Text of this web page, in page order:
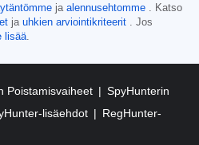
ja alennusehtomme . Katso
ja uhkien arviointikriteerit . Jos
lisää.
Poistamisvaiheet
SpyHunterin
lisäehdot
RegHunter-